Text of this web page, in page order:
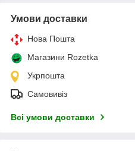
Умови доставки
Нова Пошта
Магазини Rozetka
Укрпошта
Самовивіз
Всі умови доставки